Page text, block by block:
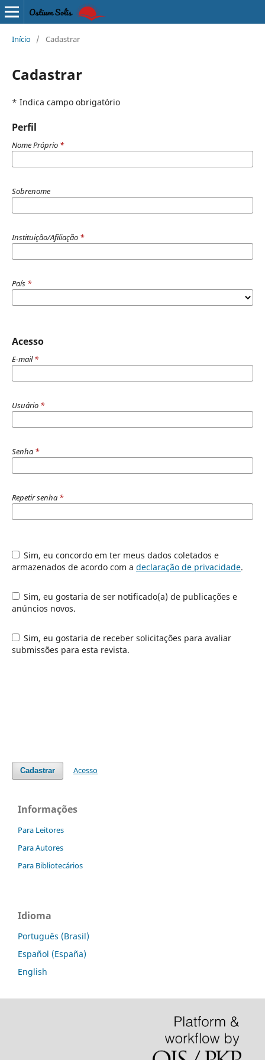
Início / Cadastrar
Cadastrar
* Indica campo obrigatório
Perfil
Nome Próprio *
Sobrenome
Instituição/Afiliação *
País *
Acesso
E-mail*
Usuário *
Senha *
Repetir senha *
Sim, eu concordo em ter meus dados coletados e
armazenados de acordo com a declaração de privacidade.
Sim, eu gostaria de ser notificado(a) de publicações e
anúncios novos.
Sim, eu gostaria de receber solicitações para avaliar
submissões para esta revista.
Cadastrar Acesso
Informações
Para Leitores
Para Autores
Para Bibliotecários
Idioma
Português (Brasil)
Español (España)
English